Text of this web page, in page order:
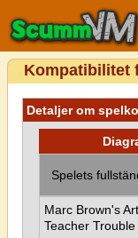
Kompatibilitet
Detaljer om
Spelets
Marc Brown's
Teacher Trouble